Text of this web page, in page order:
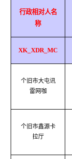
行政相对人名
称
XK_XDR_MC
个旧市大屯讯
雷网咖
个旧市鑫源卡
拉厅